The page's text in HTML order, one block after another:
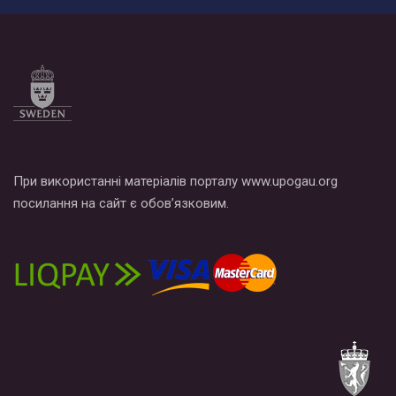
При використанні матеріалів порталу www.upogau.org
посилання на сайт є обов’язковим.